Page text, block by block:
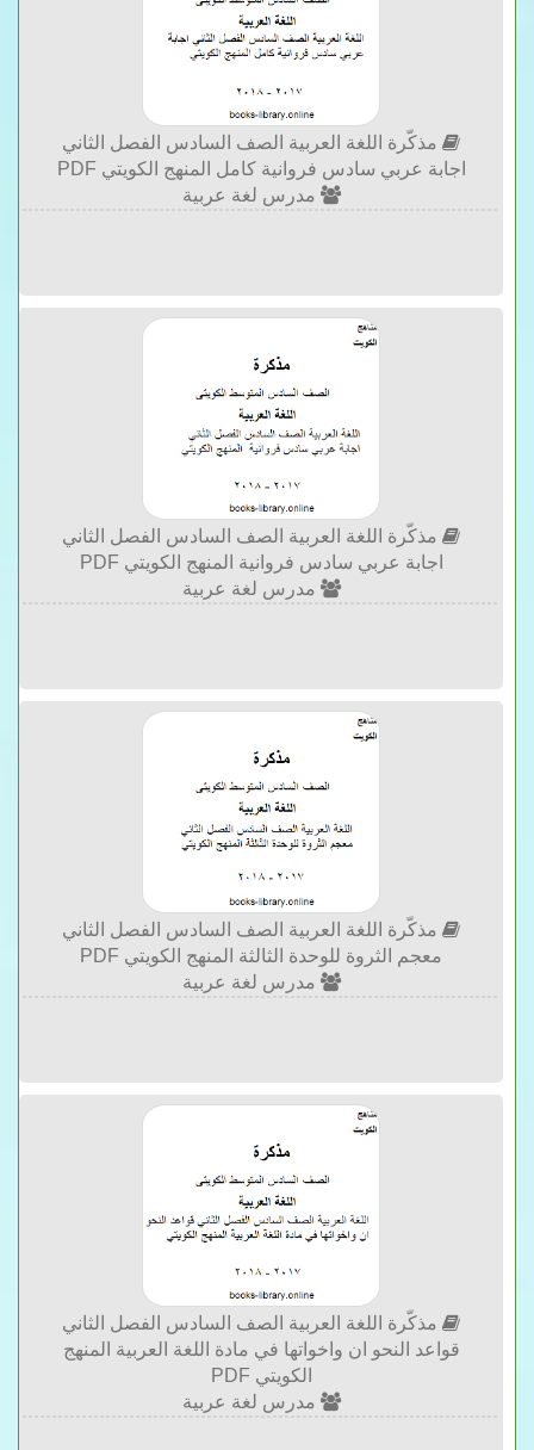
مذكّرة اللغة العربية الصف السادس الفصل الثاني
اجابة عربي سادس فروانية كامل المنهج الكويتي PDF
مدرس لغة عربية
مذكّرة اللغة العربية الصف السادس الفصل الثاني
اجابة عربي سادس فروانية المنهج الكويتي PDF
مدرس لغة عربية
مذكّرة اللغة العربية الصف السادس الفصل الثاني
معجم الثروة للوحدة الثالثة المنهج الكويتي PDF
مدرس لغة عربية
مذكّرة اللغة العربية الصف السادس الفصل الثاني
قواعد النحو ان واخواتها في مادة اللغة العربية المنهج
الكويتي PDF
مدرس لغة عربية